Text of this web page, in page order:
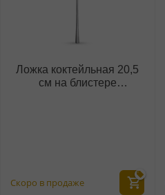
Ложка коктейльная 20,5
см на блистере
Скоро в продаже